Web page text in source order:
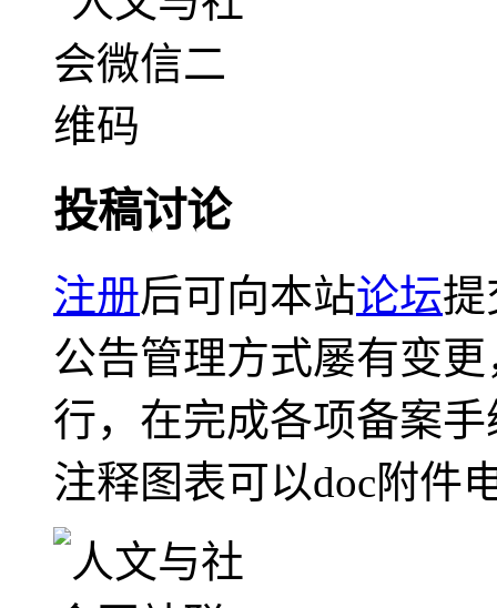
投稿讨论
注册后可向本站论坛提
公告管理方式屡有变
行，在完成各项备案
注释图表可以doc附件